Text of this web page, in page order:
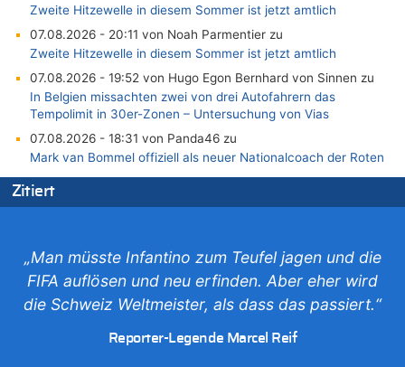
Zweite Hitzewelle in diesem Sommer ist jetzt amtlich
07.08.2026 - 20:11 von Noah Parmentier zu
Zweite Hitzewelle in diesem Sommer ist jetzt amtlich
07.08.2026 - 19:52 von Hugo Egon Bernhard von Sinnen zu
In Belgien missachten zwei von drei Autofahrern das
Tempolimit in 30er-Zonen – Untersuchung von Vias
07.08.2026 - 18:31 von Panda46 zu
Mark van Bommel offiziell als neuer Nationalcoach der Roten
Teufel vorgestellt: „Ist mir eine große Ehre“
07.08.2026 - 17:56 von Mungo zu
AS Eupen: „Keiner weiß, wohin die Reise geht…“
07.08.2026 - 16:38 von Joseph Meyer zu
Wasserstand des Rheins in NRW so niedrig wie noch nie
07.08.2026 - 16:29 von Dax zu
In Belgien missachten zwei von drei Autofahrern das
Zitiert
„Man müsste Infantino zum Teufel jagen und die
FIFA auflösen und neu erfinden. Aber eher wird
die Schweiz Weltmeister, als dass das passiert.“
Reporter-Legende Marcel Reif